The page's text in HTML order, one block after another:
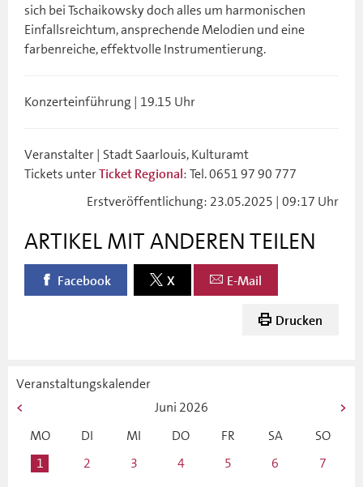
sich bei Tschaikowsky doch alles um harmonischen
Einfallsreichtum, ansprechende Melodien und eine
farbenreiche, effektvolle Instrumentierung.
Konzerteinführung | 19.15 Uhr
Veranstalter | Stadt Saarlouis, Kulturamt
Tickets unterTicket Regional: Tel. 0651 97 90 777
Erstveröffentlichung: 23.05.2025 | 09:17 Uhr
ARTIKEL MIT ANDEREN TEILEN
Facebook X E-Mail
Drucken
Veranstaltungskalender
Juni 2026
MO
DI MI DO FR SA
SO
1
2 3 4 5 6
7